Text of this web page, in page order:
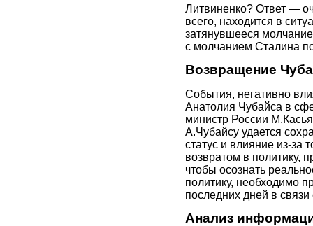
Литвиненко? Ответ —
всего, находится в
затянувшееся
с молчанием Сталина
Возвращение
События, негативно
Анатолия Чубайса в
министр России
А.Чубайсу удается
статус и влияние из-за
возвратом в политику,
чтобы осознать
политику, необходимо
последних дней в
Анализ